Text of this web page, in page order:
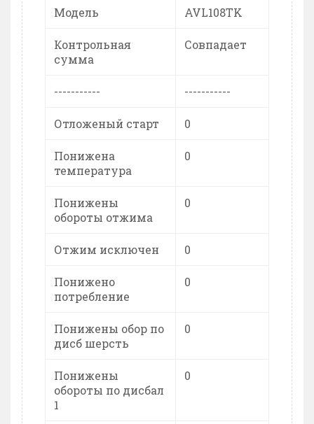
Модель AVL108TK
Контрольная
сумма
Совпадает
----------- -----------
Отложеный старт 0
Понижена
температура
0
Понижены
обороты отжима
0
Отжим исключен 0
Понижено
потребление
0
Понижены обор по
дисб шерсть
0
Понижены
обороты по дисбал
1
0